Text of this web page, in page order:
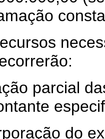
parcial
do